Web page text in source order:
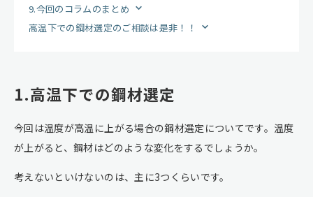
9.今回のコラムのまとめ
高温下での鋼材選定のご相談は是非！！
1.高温下での鋼材選定
今回は温度が高温に上がる場合の鋼材選定についてです。温度
が上がると、鋼材はどのような変化をするでしょうか。
考えないといけないのは、主に3つくらいです。